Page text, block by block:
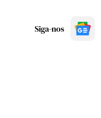
Siga-nos